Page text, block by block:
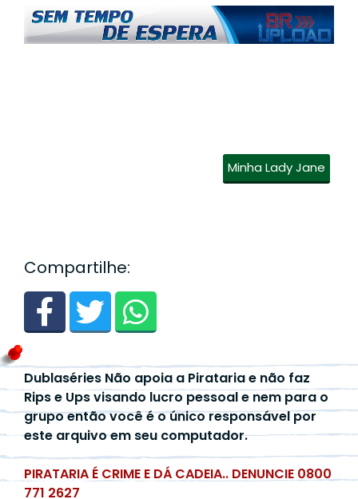
Minha Lady Jane
Compartilhe:
Dublaséries Não apoia a Pirataria e não faz
Rips e Ups visando lucro pessoal e nem para o
grupo então você é o único responsável por
este arquivo em seu computador.
PIRATARIA É CRIME E DÁ CADEIA.. DENUNCIE 0800
771 2627